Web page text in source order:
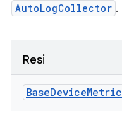
AutoLogCollector .
Resi
BaseDeviceMetric